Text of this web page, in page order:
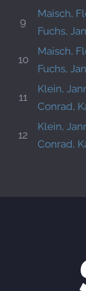
9
Maisch,
Fuchs,
10
Maisch,
Fuchs,
11
Klein,
Conrad,
12
Klein,
Conrad,